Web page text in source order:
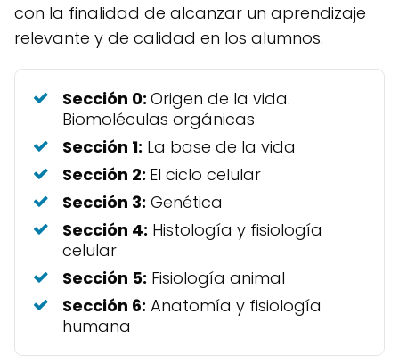
con la finalidad de alcanzar un aprendizaje
relevante y de calidad en los alumnos.
Sección 0: Origen de la vida.
Biomoléculas orgánicas
Sección 1: La base de la vida
Sección 2: El ciclo celular
Sección 3: Genética
Sección 4: Histología y fisiología
celular
Sección 5: Fisiología animal
Sección 6: Anatomía y fisiología
humana